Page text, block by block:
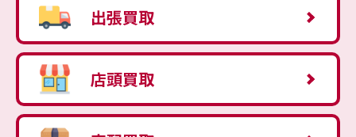
出張買取
店頭買取